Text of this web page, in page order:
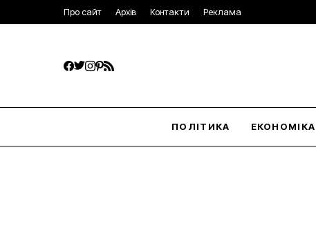
Про сайт Архів Контакти Реклама
ПОЛІТИКА ЕКОНОМІКА